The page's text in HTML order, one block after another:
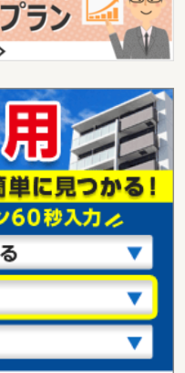
湾市字普天間
湾市字普天間